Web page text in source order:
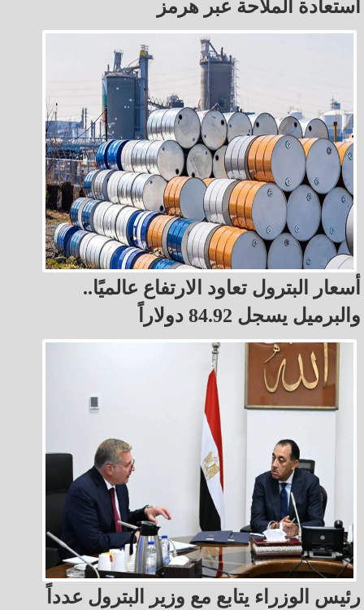
استعادة الملاحة عبر هرمز
أسعار البترول تعاود الارتفاع عالميًا..
والبرميل يسجل 84.92 دولاراً
رئيس الوزراء يتابع مع وزير البترول عدداً